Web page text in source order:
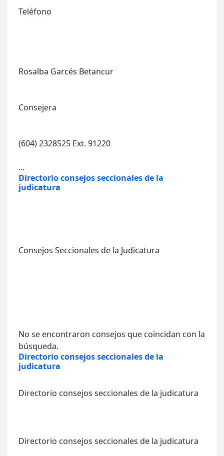
Teléfono
Rosalba Garcés Betancur
Consejera
(604) 2328525 Ext. 91220
...
Directorio consejos seccionales de la
judicatura
Consejos Seccionales de la Judicatura
No se encontraron consejos que coincidan con la
búsqueda.
Directorio consejos seccionales de la
judicatura
Directorio consejos seccionales de la judicatura
Directorio consejos seccionales de la judicatura